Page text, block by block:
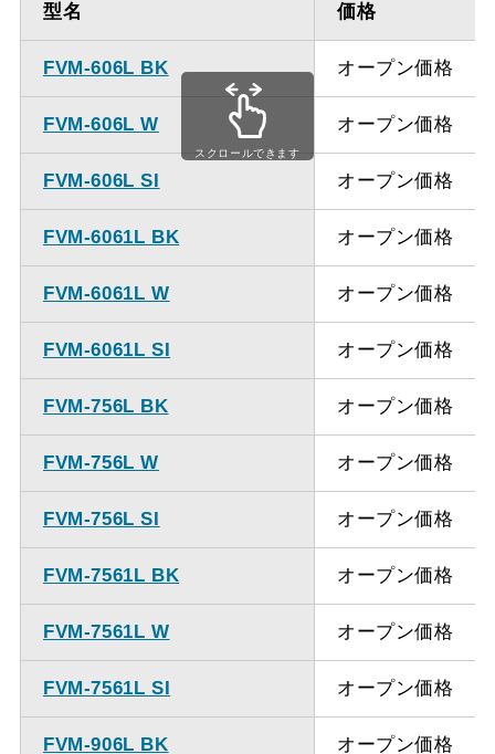
型名 価格
FVM-606L BK オープン価格
FVM-606L W オープン価格
FVM-606L SI オープン価格
FVM-6061L BK オープン価格
FVM-6061L W オープン価格
FVM-6061L SI オープン価格
FVM-756L BK オープン価格
FVM-756L W オープン価格
FVM-756L SI オープン価格
FVM-7561L BK オープン価格
FVM-7561L W オープン価格
FVM-7561L SI オープン価格
FVM-906L BK オープン価格
スクロールできます